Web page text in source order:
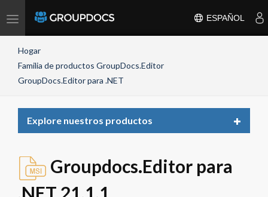
Toggle
ESPAÑOL
Hogar
Familia de productos GroupDocs.Editor
GroupDocs.Editor para .NET
Explore nuestros productos
Toggle
Groupdocs.Editor para